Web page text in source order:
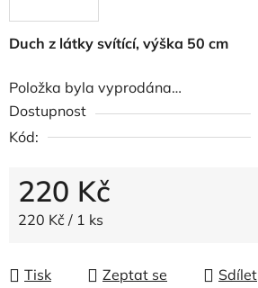
Duch z látky svítící, výška 50 cm
Položka byla vyprodána…
Dostupnost
Kód:
220 Kč
Měrná cena:
220 Kč / 1 ks
Tisk Zeptat se Sdílet